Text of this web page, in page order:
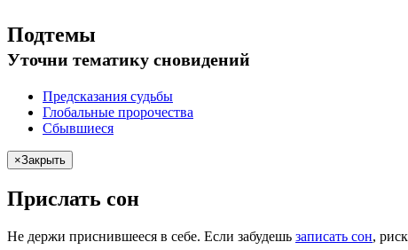
Подтемы
Уточни тематику сновидений
Предсказания судьбы
Глобальные пророчества
Сбывшиеся
×Закрыть
Прислать сон
Не держи приснившееся в себе. Если забудешь записать сон,